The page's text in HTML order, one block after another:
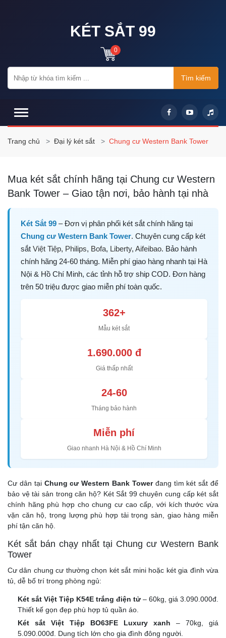
KÉT SẮT 99
0
Tìm kiếm
Trang chủ Đại lý két sắt Chung cư Western Bank Tower
Mua két sắt chính hãng tại Chung cư Western
Bank Tower – Giao tận nơi, bảo hành tại nhà
Két Sắt 99 – Đơn vị phân phối két sắt chính hãng tại
Chung cư Western Bank Tower. Chuyên cung cấp két
sắt Việt Tiệp, Philips, Bofa, Liberty, Aifeibao. Bảo hành
chính hãng 24-60 tháng. Miễn phí giao hàng nhanh tại Hà
Nội & Hồ Chí Minh, các tỉnh hỗ trợ ship COD. Đơn hàng
trên 50 triệu được giao miễn phí toàn quốc.
362+
Mẫu két sắt
1.690.000 đ
Giá thấp nhất
24-60
Tháng bảo hành
Miễn phí
Giao nhanh Hà Nội & Hồ Chí Minh
Cư dân tại Chung cư Western Bank Towerđang tìm két sắt để
bảo vệ tài sản trong căn hộ? Két Sắt 99 chuyên cung cấp két sắt
chính hãng phù hợp cho chung cư cao cấp, với kích thước vừa
vặn căn hộ, trọng lượng phù hợp tải trọng sàn, giao hàng miễn
phí tận căn hộ.
Két sắt bán chạy nhất tại Chung cư Western Bank
Tower
Cư dân chung cư thường chọn két sắt mini hoặc két gia đình vừa
tủ, dễ bố trí trong phòng ngủ:
Két sắt Việt Tiệp K54E trắng điện tử– 60kg, giá 3.090.000đ.
Thiết kế gọn đẹp phù hợp tủ quần áo.
Két sắt Việt Tiệp BO63FE Luxury xanh – 70kg, giá
5.090.000đ. Dung tích lớn cho gia đình đông người.